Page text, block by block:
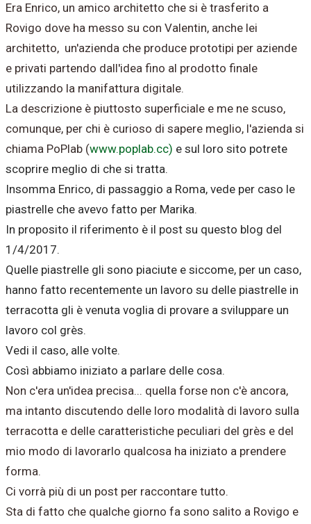
Era Enrico, un amico architetto che si è trasferito a
Rovigo dove ha messo su con Valentin, anche lei
architetto, un'azienda che produce prototipi per aziende
e privati partendo dall'idea fino al prodotto finale
utilizzando la manifattura digitale.
La descrizione è piuttosto superficiale e me ne scuso,
comunque, per chi è curioso di sapere meglio, l'azienda si
chiama PoPlab (www.poplab.cc) e sul loro sito potrete
scoprire meglio di che si tratta.
Insomma Enrico, di passaggio a Roma, vede per caso le
piastrelle che avevo fatto per Marika.
In proposito il riferimento è il post su questo blog del
1/4/2017.
Quelle piastrelle gli sono piaciute e siccome, per un caso,
hanno fatto recentemente un lavoro su delle piastrelle in
terracotta gli è venuta voglia di provare a sviluppare un
lavoro col grès.
Vedi il caso, alle volte.
Così abbiamo iniziato a parlare delle cosa.
Non c'era un'idea precisa... quella forse non c'è ancora,
ma intanto discutendo delle loro modalità di lavoro sulla
terracotta e delle caratteristiche peculiari del grès e del
mio modo di lavorarlo qualcosa ha iniziato a prendere
forma.
Ci vorrà più di un post per raccontare tutto.
Sta di fatto che qualche giorno fa sono salito a Rovigo e